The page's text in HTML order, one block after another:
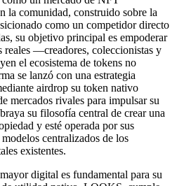
la comunidad, construido sobre la
como un competidor directo
su objetivo principal es empoderar
reales —creadores, coleccionistas y
el ecosistema de tokens no
se lanzó con una estrategia
airdrop su token nativo
mercados rivales para impulsar su
su filosofía central de crear una
y esté operada por sus
centralizados de los
existentes.
digital es fundamental para su